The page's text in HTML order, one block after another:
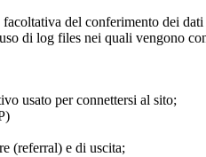
del conferimento dei
di log files nei quali vengono
usato per connettersi al sito;
(referral) e di uscita;